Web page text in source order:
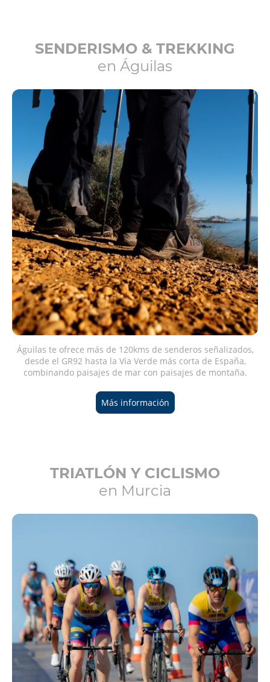
SENDERISMO & TREKKING
en Águilas
Águilas te ofrece más de 120kms de senderos señalizados,
desde el GR92 hasta la Vía Verde más corta de España,
combinando paisajes de mar con paisajes de montaña.
Más información
TRIATLÓN Y CICLISMO
en Murcia